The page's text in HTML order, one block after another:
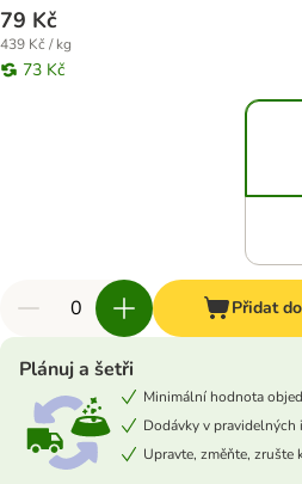
79 Kč
439 Kč / kg
73 Kč
Přidat
Plánuj a šetři
Minimální hodnota
Dodávky v pravidelných
Upravte, změňte, zrušte